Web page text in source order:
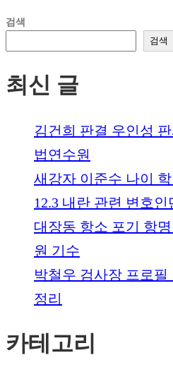
검색
검색
최신 글
김건희 판결 우인성
법연수원
새강자 이준수 나이
12.3 내란 관련 변호인
대장동 항소 포기 항
원 기수
박철우 검사장 프로필
정리
카테고리